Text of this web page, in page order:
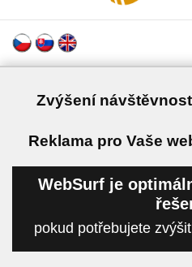
Zvýšení
Reklama pro Vaše
WebSurf je
pokud potřebujete